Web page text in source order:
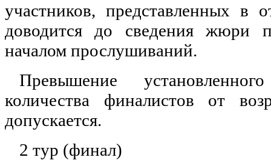
участников, представленных в
доводится до сведения жюри
началом прослушиваний.
Превышение
количества финалистов от
допускается.
2 тур (финал)